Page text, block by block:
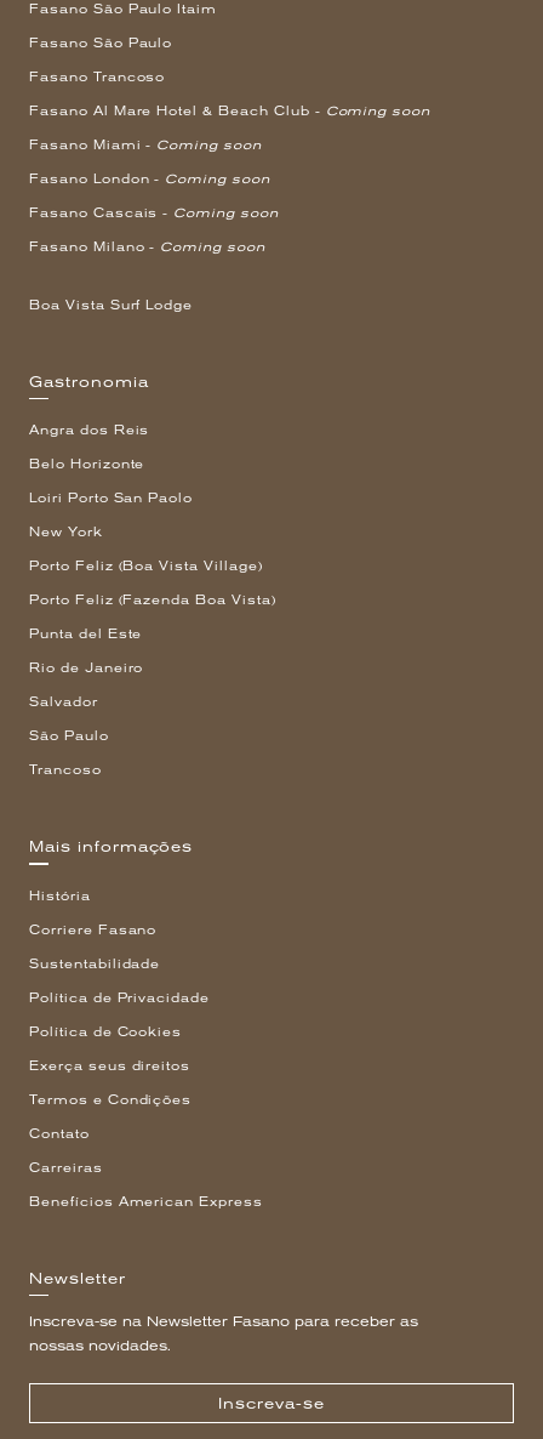
Fasano São Paulo Itaim
Fasano São Paulo
Fasano Trancoso
Fasano Al Mare Hotel & Beach Club - Coming soon
Fasano Miami - Coming soon
Fasano London - Coming soon
Fasano Cascais - Coming soon
Fasano Milano - Coming soon
Boa Vista Surf Lodge
Gastronomia
Angra dos Reis
Belo Horizonte
Loiri Porto San Paolo
New York
Porto Feliz (Boa Vista Village)
Porto Feliz (Fazenda Boa Vista)
Punta del Este
Rio de Janeiro
Salvador
São Paulo
Trancoso
Mais informações
História
Corriere Fasano
Sustentabilidade
Política de Privacidade
Política de Cookies
Exerça seus direitos
Termos e Condições
Contato
Carreiras
Benefícios American Express
Newsletter
Inscreva-se na Newsletter Fasano para receber as
nossas novidades.
Inscreva-se